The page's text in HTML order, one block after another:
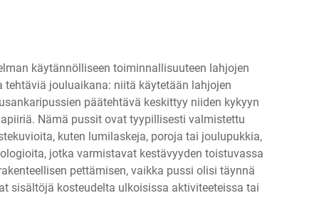
käytännölliseen toiminnallisuuteen lahjojen
jouluaikana: niitä käytetään lahjojen
päätehtävä keskittyy niiden kykyyn
Nämä pussit ovat tyypillisesti valmistettu
kuten lumilaskeja, poroja tai joulupukkia,
jotka varmistavat kestävyyden toistuvassa
pettämisen, vaikka pussi olisi täynnä
sisältöjä kosteudelta ulkoisissa aktiviteeteissa tai